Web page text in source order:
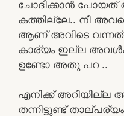
ചോദിക്കാൻ
കത്തില്ലേ.. നീ
ആണ് അവിടെ വന്നത്
കാര്യം ഇല്ല
ഉണ്ടോ അതു പറ ..
എനിക്ക് അറിയില്ല
തന്നിട്ടുണ്ട്